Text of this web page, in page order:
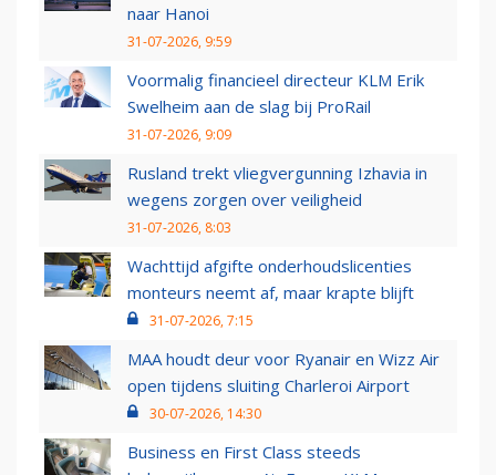
naar Hanoi
31-07-2026, 9:59
Voormalig financieel directeur KLM Erik
Swelheim aan de slag bij ProRail
31-07-2026, 9:09
Rusland trekt vliegvergunning Izhavia in
wegens zorgen over veiligheid
31-07-2026, 8:03
Wachttijd afgifte onderhoudslicenties
monteurs neemt af, maar krapte blijft
31-07-2026, 7:15
MAA houdt deur voor Ryanair en Wizz Air
open tijdens sluiting Charleroi Airport
30-07-2026, 14:30
Business en First Class steeds